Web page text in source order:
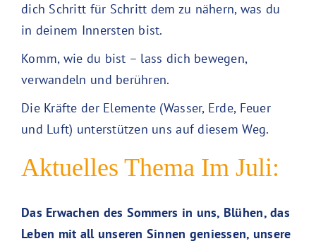
dich Schritt für Schritt dem zu nähern, was du
in deinem Innersten bist.
Komm, wie du bist – lass dich bewegen,
verwandeln und berühren.
Die Kräfte der Elemente (Wasser, Erde, Feuer
und Luft) unterstützen uns auf diesem Weg.
Aktuelles Thema Im Juli:
Das Erwachen des Sommers in uns, Blühen, das
Leben mit all unseren Sinnen geniessen, unsere